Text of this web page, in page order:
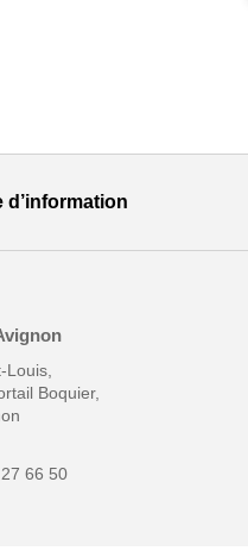
d’information
Louis,
Boquier,
66 50